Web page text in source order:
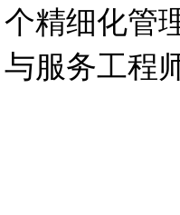
个精细化管
与服务工程